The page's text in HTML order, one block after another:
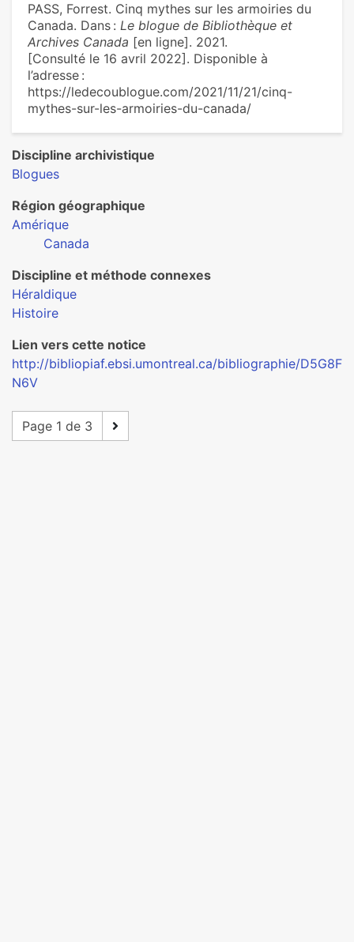
PASS, Forrest. Cinq mythes sur les armoiries du
Canada. Dans : Le blogue de Bibliothèque et
Archives Canada [en ligne]. 2021.
[Consulté le 16 avril 2022]. Disponible à
l’adresse :
https://ledecoublogue.com/2021/11/21/cinq-
mythes-sur-les-armoiries-du-canada/
Discipline archivistique
Blogues
Région géographique
Amérique
Canada
Discipline et méthode connexes
Héraldique
Histoire
Lien vers cette notice
http://bibliopiaf.ebsi.umontreal.ca/bibliographie/D5G8F
N6V
Page 1 de 3